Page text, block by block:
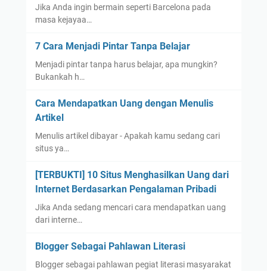
Jika Anda ingin bermain seperti Barcelona pada
masa kejayaa…
7 Cara Menjadi Pintar Tanpa Belajar
Menjadi pintar tanpa harus belajar, apa mungkin?
Bukankah h…
Cara Mendapatkan Uang dengan Menulis
Artikel
Menulis artikel dibayar - Apakah kamu sedang cari
situs ya…
[TERBUKTI] 10 Situs Menghasilkan Uang dari
Internet Berdasarkan Pengalaman Pribadi
Jika Anda sedang mencari cara mendapatkan uang
dari interne…
Blogger Sebagai Pahlawan Literasi
Blogger sebagai pahlawan pegiat literasi masyarakat